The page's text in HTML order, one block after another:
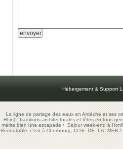
Hébergement & Support
La ligne de partage des eaux en Ardèche et ses
Rhin) : traditions architecturales et fêtes en tous
mérite bien une escapade/Séjour week-end à
Redoutable, c'est à Cherbourg, CITE DE LA MER/